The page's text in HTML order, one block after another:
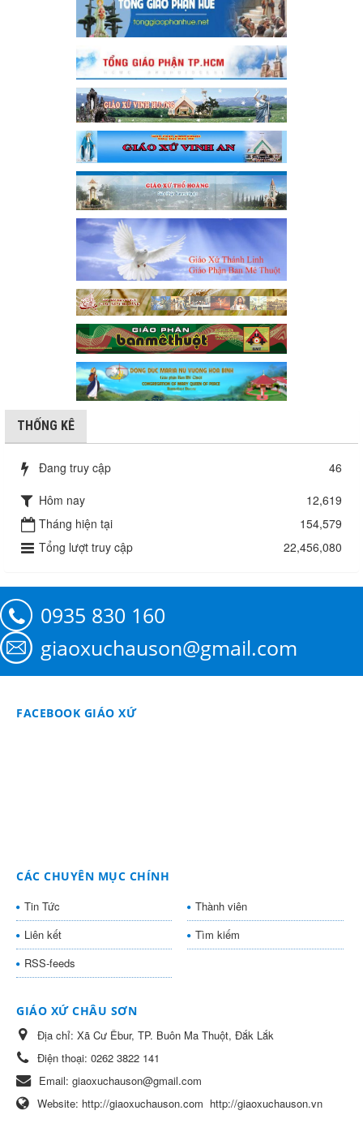
THỐNG KÊ
Đang truy cập
46
Hôm nay
12,619
Tháng hiện tại
154,579
Tổng lượt truy cập
22,456,080
0935 830 160
giaoxuchauson@gmail.com
FACEBOOK GIÁO XỨ
CÁC CHUYÊN MỤC CHÍNH
Tin Tức
Thành viên
Liên kết
Tìm kiếm
RSS-feeds
GIÁO XỨ CHÂU SƠN
Địa chỉ: Xã Cư Êbur, TP. Buôn Ma Thuột, Đắk Lắk
Điện thoại: 0262 3822 141
Email: giaoxuchauson@gmail.com
Website: http://giaoxuchauson.com http://giaoxuchauson.vn